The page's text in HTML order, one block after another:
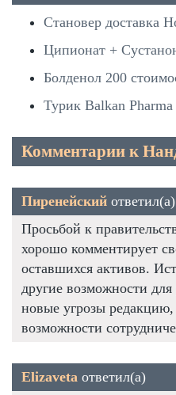
Становер доставка
Ципионат +
Болденол 200
Турик Balkan
Комментарии к
Пиренейский ответил(а)
Просьбой к
хорошо комментирует
оставшихся активов.
другие возможности
новые угрозы
возможности
Elizaveta ответил(а)